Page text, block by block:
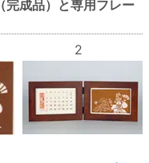
完成品）と専用フレー
2